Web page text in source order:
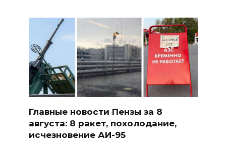
Главные новости Пензы за 8
августа: 8 ракет, похолодание,
исчезновение АИ-95